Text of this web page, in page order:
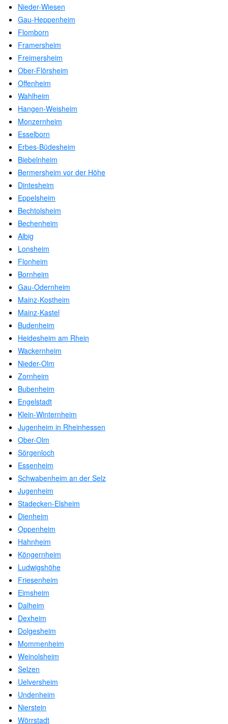
Nieder-Wiesen
Gau-Heppenheim
Flomborn
Framersheim
Freimersheim
Ober-Flörsheim
Offenheim
Wahlheim
Hangen-Weisheim
Monzernheim
Esselborn
Erbes-Büdesheim
Biebelnheim
Bermersheim vor der Höhe
Dintesheim
Eppelsheim
Bechtolsheim
Bechenheim
Albig
Lonsheim
Flonheim
Bornheim
Gau-Odernheim
Mainz-Kostheim
Mainz-Kastel
Budenheim
Heidesheim am Rhein
Wackernheim
Nieder-Olm
Zornheim
Bubenheim
Engelstadt
Klein-Winternheim
Jugenheim in Rheinhessen
Ober-Olm
Sörgenloch
Essenheim
Schwabenheim an der Selz
Jugenheim
Stadecken-Elsheim
Dienheim
Oppenheim
Hahnheim
Köngernheim
Ludwigshöhe
Friesenheim
Eimsheim
Dalheim
Dexheim
Dolgesheim
Mommenheim
Weinolsheim
Selzen
Uelversheim
Undenheim
Nierstein
Wörrstadt